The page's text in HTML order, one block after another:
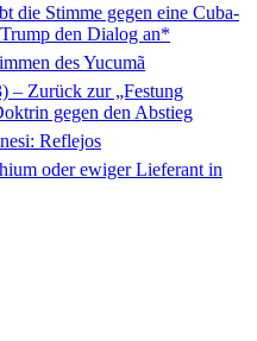
die Stimme gegen eine Cuba-
den Dialog an*
des Yucumã
– Zurück zur „Festung
gegen den Abstieg
Reflejos
oder ewiger Lieferant in